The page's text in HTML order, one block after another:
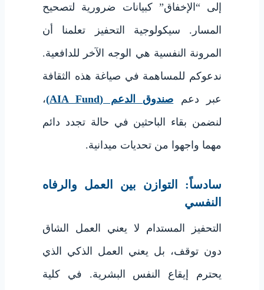
إلى “الإخفاق” كبيانات ضرورية لتصحيح
المسار. سيكولوجية التحفيز تعلمنا أن
المرونة النفسية هي الوجه الآخر للدافعية.
ندعوكم للمساهمة في صياغة هذه الثقافة
عبر دعم صندوق الدعم (AIA Fund)
،
لنضمن بقاء الباحثين في حالة تجدد دائم
مهما واجهوا من تحديات ميدانية.
سادساً: التوازن بين العمل والرفاه
النفسي
التحفيز المستدام لا يعني العمل الشاق
دون توقف، بل يعني العمل الذكي الذي
يحترم إيقاع النفس البشرية. في كلية